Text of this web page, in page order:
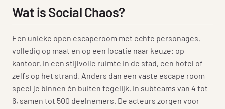
Wat is Social Chaos?
Een unieke open escaperoom met echte personages,
volledig op maat en op een locatie naar keuze: op
kantoor, in een stijlvolle ruimte in de stad, een hotel of
zelfs op het strand. Anders dan een vaste escape room
speel je binnen én buiten tegelijk, in subteams van 4 tot
6, samen tot 500 deelnemers. De acteurs zorgen voor